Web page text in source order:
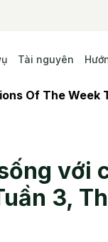
Tài nguyên
Of The Week
với
3,